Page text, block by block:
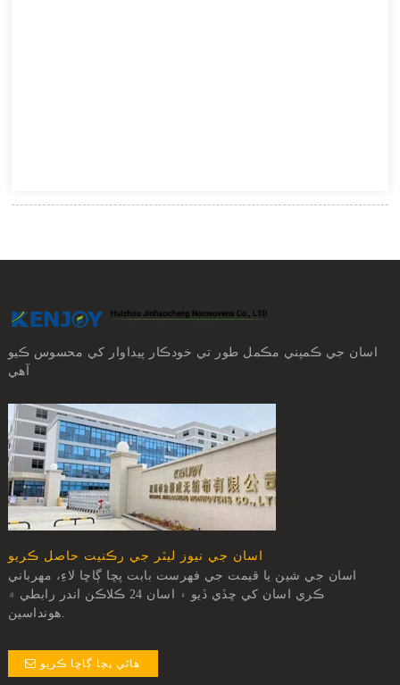
اسان جي ڪمپني مڪمل طور تي خودڪار پيداوار کي محسوس ڪيو
آهي
اسان جي نيوز ليٽر جي رڪنيت حاصل ڪريو
اسان جي شين يا قيمت جي فهرست بابت پڇا ڳاڇا لاءِ، مهرباني
ڪري اسان کي ڇڏي ڏيو ۽ اسان 24 ڪلاڪن اندر رابطي ۾
هونداسين.
هاڻي پڇا ڳاڇا ڪريو